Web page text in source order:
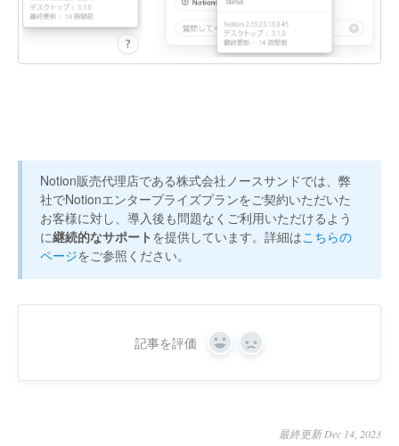
Notion販売代理店である株式会社ノースサンドでは、弊
社でNotionエンタープライズプランをご契約いただいた
お客様に対し、導入後も問題なくご利用いただけるよう
に継続的なサポート を提供しています。詳細はこちらの
ページをご参照ください。
記事を評価 Yes No
最終更新 Dec 14, 2023